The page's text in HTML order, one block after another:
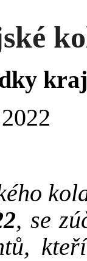
, se